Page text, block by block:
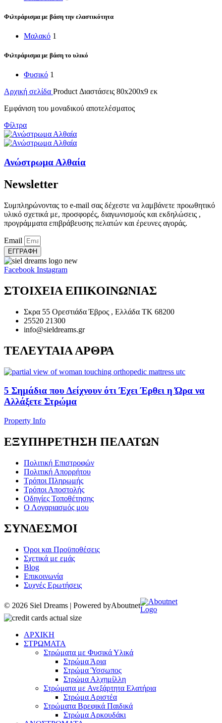
Φιλτράρισμα με βάση την ελαστικότητα
Μαλακό 1
Φιλτράρισμα με βάση το υλικό
Φυσικό 1
Αρχική σελίδα Product Διαστάσεις 80x200x9 εκ
Εμφάνιση του μοναδικού αποτελέσματος
Φίλτρα
Ανώστρωμα Αλθαία
Newsletter
Συμπληρώνοντας το e-mail σας δέχεστε να λαμβάνετε προωθητικό
υλικό σχετικά με, προσφορές, διαγωνισμούς και εκδηλώσεις ,
προγράμματα επιβράβευσης πελατών και έρευνες αγοράς.
Email
ΕΓΓΡΑΦΗ
Facebook Instagram
ΣΤΟΙΧΕΙΑ ΕΠΙΚΟΙΝΩΝΙΑΣ
Σκρα 55 Ορεστιάδα Έβρος , Ελλάδα ΤΚ 68200
25520 21300
info@sieldreams.gr
ΤΕΛΕΥΤΑΙΑ ΑΡΘΡΑ
5 Σημάδια που Δείχνουν ότι Έχει Έρθει η Ώρα να
Αλλάξετε Στρώμα
Property Info
ΕΞΥΠΗΡΕΤΗΣΗ ΠΕΛΑΤΩΝ
Πολιτική Επιστροφών
Πολιτική Απορρήτου
Τρόποι Πληρωμής
Τρόποι Αποστολής
Οδηγίες Τοποθέτησης
Ο Λογαριασμός μου
ΣΥΝΔΕΣΜΟΙ
Όροι και Προϋποθέσεις
Σχετικά με εμάς
Blog
Επικοινωνία
Συχνές Ερωτήσεις
© 2026 Siel Dreams | Powered byAboutnet
ΑΡΧΙΚΗ
ΣΤΡΩΜΑΤΑ
Στρώματα με Φυσικά Υλικά
Στρώμα Άρια
Στρώμα Ύσσωπος
Στρώμα Αλχημίλλη
Στρώματα με Ανεξάρτητα Ελατήρια
Στρώμα Αριστέα
Στρώματα Βρεφικά Παιδικά
Στρώμα Αρκουδάκι